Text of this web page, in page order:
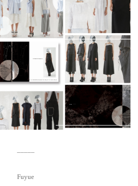
Fuyue